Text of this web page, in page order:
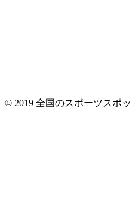
© 2019 全国のスポーツスポ